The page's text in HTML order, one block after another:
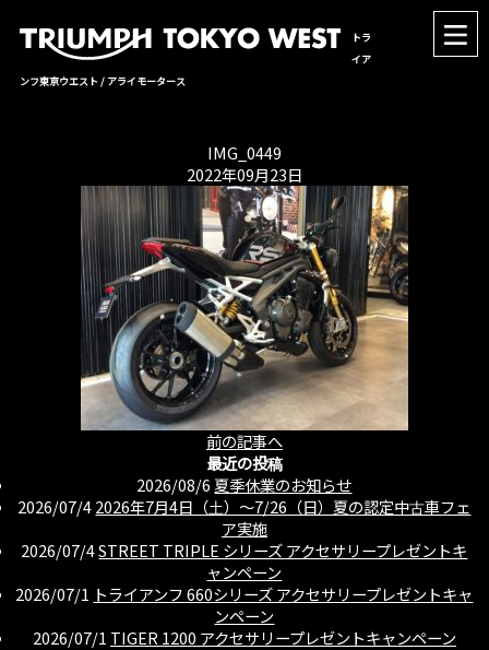
トラ
イア
ンフ東京ウエスト / アライモータース
IMG_0449
2022年09月23日
前の記事へ
最近の投稿
2026/08/6 夏季休業のお知らせ
2026/07/42026年7月4日（土）〜7/26（日）夏の認定中古車フェ
ア実施
2026/07/4STREET TRIPLE シリーズ アクセサリープレゼントキ
ャンペーン
2026/07/1 トライアンフ 660シリーズ アクセサリープレゼントキャ
ンペーン
2026/07/1 TIGER 1200 アクセサリープレゼントキャンペーン